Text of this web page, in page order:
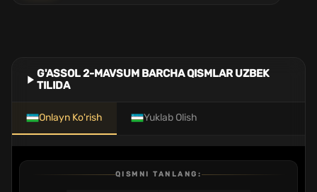
G'ASSOL 2-MAVSUM BARCHA QISMLAR UZBEK
TILIDA
Onlayn Ko'rish Yuklab Olish
QISMNI TANLANG: